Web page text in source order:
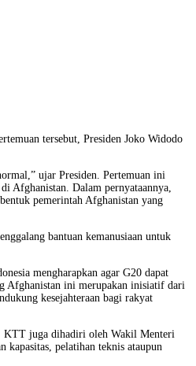
tersebut, Presiden Joko Widodo
ujar Presiden. Pertemuan ini
Afghanistan. Dalam pernyataannya,
pemerintah Afghanistan yang
bantuan kemanusiaan untuk
mengharapkan agar G20 dapat
Afghanistan ini merupakan inisiatif dari
kesejahteraan bagi rakyat
KTT juga dihadiri oleh Wakil Menteri
kapasitas, pelatihan teknis ataupun